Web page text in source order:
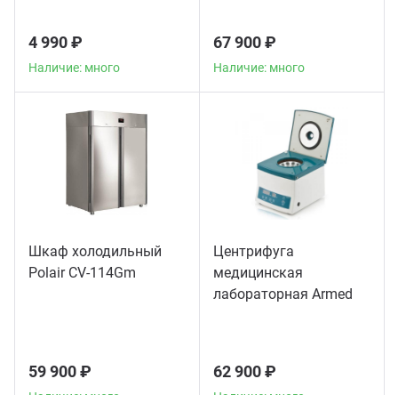
4 990 ₽
Наличие: много
67 900 ₽
Наличие: много
Шкаф холодильный
Polair CV-114Gm
59 900 ₽
Центрифуга
медицинская
лабораторная Armed
62 900 ₽